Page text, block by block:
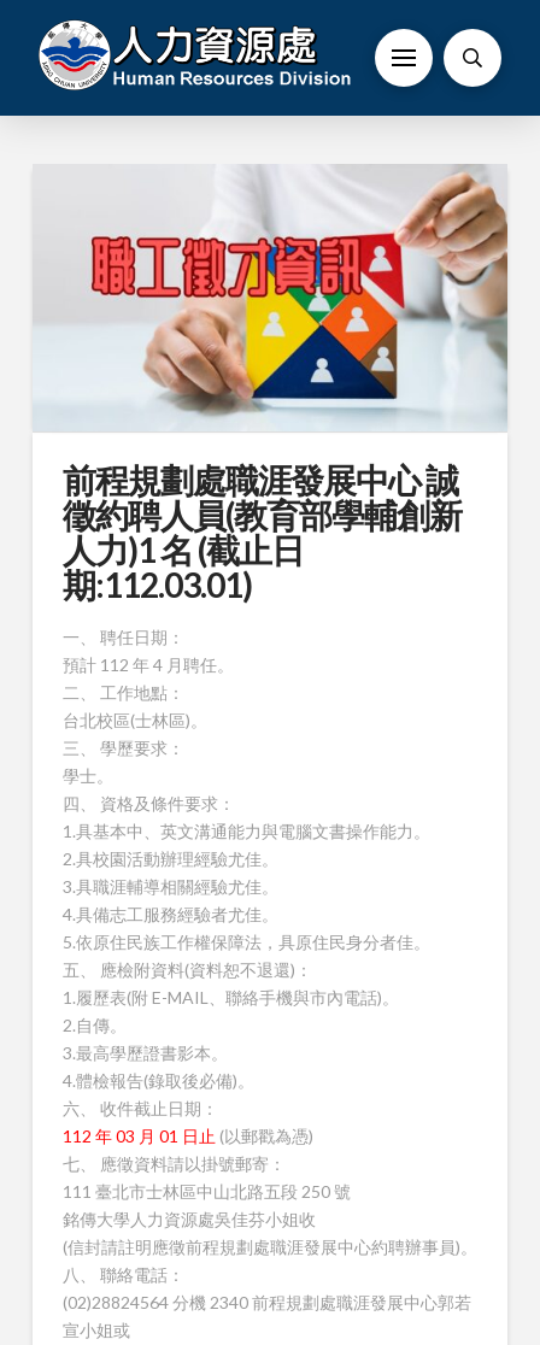
前程規劃處職涯發展中心 誠
徵約聘人員(教育部學輔創新
人力)1 名 (截止日
期:112.03.01)
一、 聘任日期：
預計 112 年 4 月聘任。
二、 工作地點：
台北校區(士林區)。
三、 學歷要求：
學士。
四、 資格及條件要求：
1.具基本中、英文溝通能力與電腦文書操作能力。
2.具校園活動辦理經驗尤佳。
3.具職涯輔導相關經驗尤佳。
4.具備志工服務經驗者尤佳。
5.依原住民族工作權保障法，具原住民身分者佳。
五、 應檢附資料(資料恕不退還)：
1.履歷表(附 E-MAIL、聯絡手機與市內電話)。
2.自傳。
3.最高學歷證書影本。
4.體檢報告(錄取後必備)。
六、 收件截止日期：
112 年 03 月 01 日止 (以郵戳為憑)
七、 應徵資料請以掛號郵寄：
111 臺北市士林區中山北路五段 250 號
銘傳大學人力資源處吳佳芬小姐收
(信封請註明應徵前程規劃處職涯發展中心約聘辦事員)。
八、 聯絡電話：
(02)28824564 分機 2340 前程規劃處職涯發展中心郭若
宣小姐或